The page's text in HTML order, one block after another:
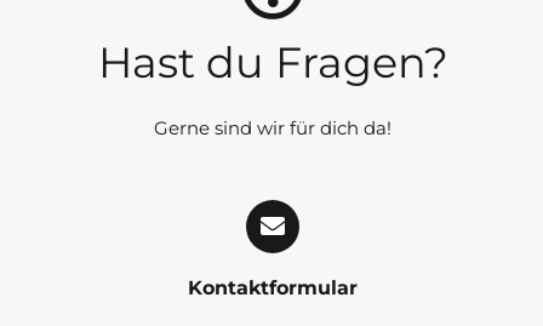
Hast du Fragen?
Gerne sind wir für dich da!
Kontaktformular